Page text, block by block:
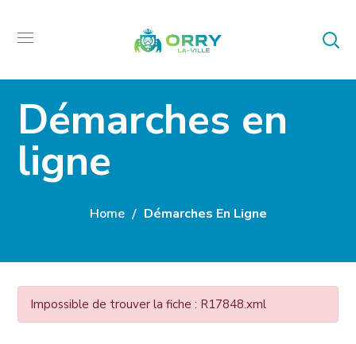
Démarches en
ligne
Home Démarches En Ligne
Impossible de trouver la fiche : R17848.xml